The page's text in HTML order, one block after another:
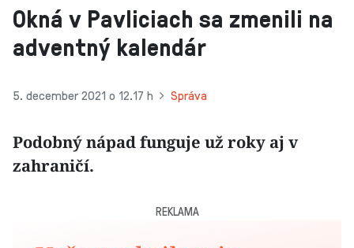
Okná v Pavliciach sa zmenili na
adventný kalendár
5. december 2021 o 12.17 h Správa
Podobný nápad funguje už roky aj v
zahraničí.
REKLAMA